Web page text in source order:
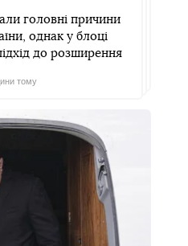
головні причини
однак у блоці
до розширення
тому